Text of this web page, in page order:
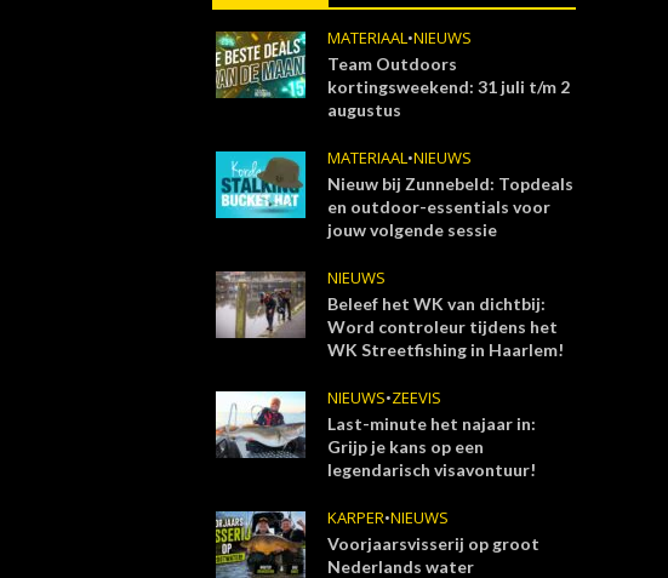
MATERIAAL•NIEUWS
Team Outdoors
kortingsweekend: 31 juli t/m 2
augustus
MATERIAAL•NIEUWS
Nieuw bij Zunnebeld: Topdeals
en outdoor-essentials voor
jouw volgende sessie
NIEUWS
Beleef het WK van dichtbij:
Word controleur tijdens het
WK Streetfishing in Haarlem!
NIEUWS•ZEEVIS
Last-minute het najaar in:
Grijp je kans op een
legendarisch visavontuur!
KARPER•NIEUWS
Voorjaarsvisserij op groot
Nederlands water